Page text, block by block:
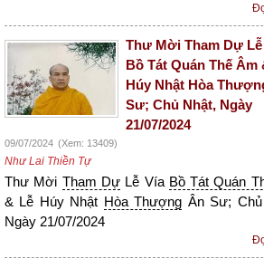
Thư Mời Tham Dự Lễ
Bồ Tát Quán Thế Âm
Húy Nhật Hòa
Sư; Chủ Nhật, Ngày
21/07/2024
09/07/2024 (Xem: 13409)
Như Lai Thiền Tự
Thư Mời Tham DựLễ Vía Bồ Tát Quán
& Lễ Húy Nhật Hòa Thượng Ân Sư; Chủ
Ngày 21/07/2024